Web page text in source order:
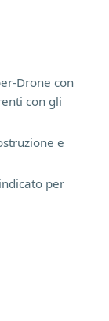
Drone con
con gli
e
per